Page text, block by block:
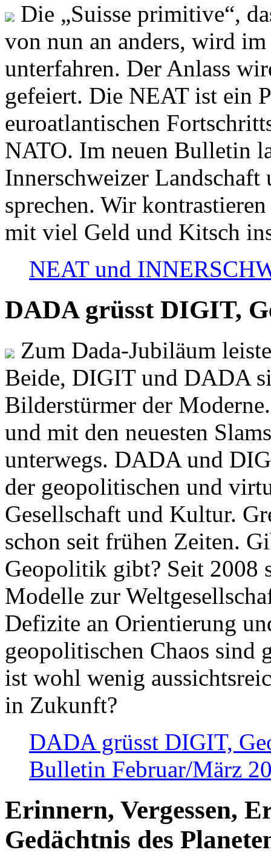
Die „Suisse primitive“,
von nun an anders, wird
unterfahren. Der Anlass
gefeiert. Die NEAT ist ein
euroatlantischen
NATO. Im neuen Bulletin
Innerschweizer
sprechen. Wir
mit viel Geld und Kitsch
NEAT und
DADA grüsst DIGIT,
Zum Dada-Jubiläum
Beide, DIGIT und DADA
Bilderstürmer der
und mit den neuesten
unterwegs. DADA und
der geopolitischen und
Gesellschaft und Kultur.
schon seit frühen Zeiten.
Geopolitik gibt? Seit 2008
Modelle zur
Defizite an Orientierung
geopolitischen Chaos sind
ist wohl wenig
in Zukunft?
DADA grüsst DIGIT,
Bulletin Februar/März
Erinnern, Vergessen,
Gedächtnis des